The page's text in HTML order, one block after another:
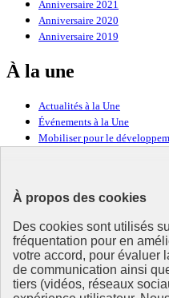
À propos des cookies
Des cookies sont utilisés
fréquentation pour en
votre accord, pour évaluer
de communication ainsi
tiers (vidéos, réseaux
Anniversaire 2021
Anniversaire 2020
Anniversaire 2019
À la une
Actualités à la Une
Événements à la Une
Mobiliser pour le
Ressources
Ressources
La Méth’ODD
Gouvernement